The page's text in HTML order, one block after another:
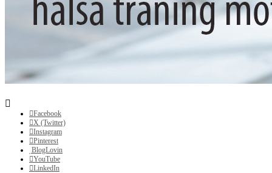
Facebook
X (Twitter)
Instagram
Pinterest
BlogLovin
YouTube
LinkedIn